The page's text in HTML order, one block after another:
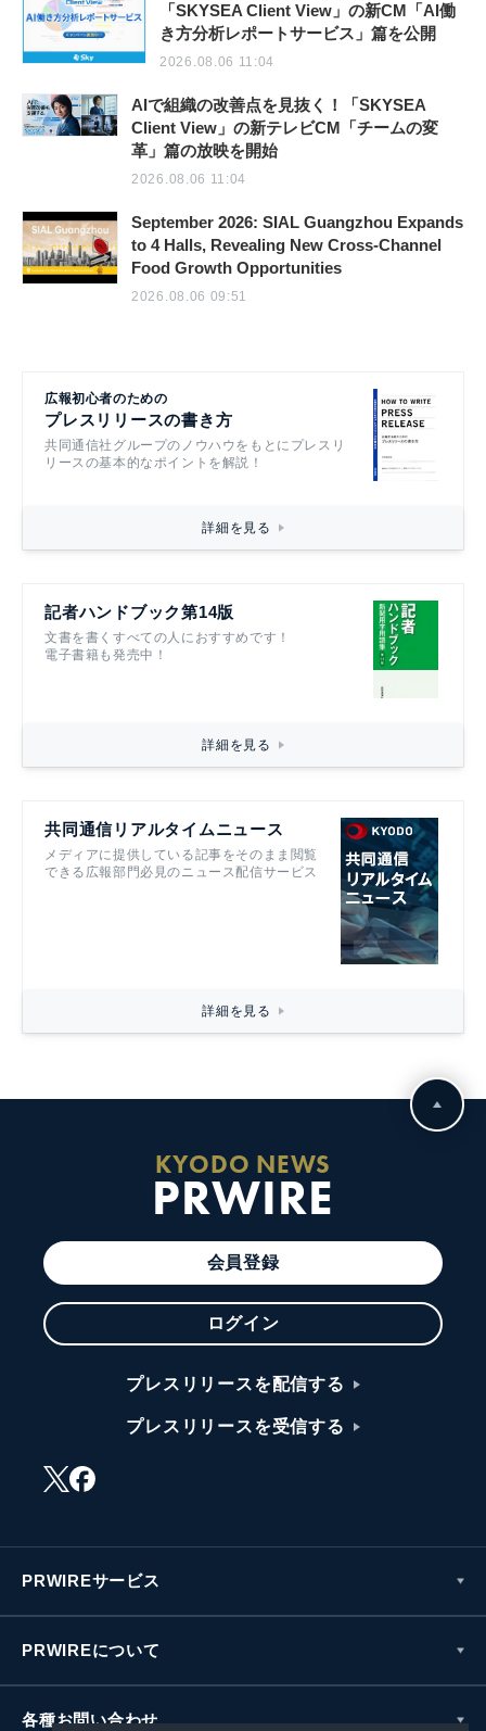
「SKYSEA Client View」の新CM「AI働
き方分析レポートサービス」篇を公開
2026.08.06 11:04
AIで組織の改善点を見抜く！「SKYSEA
Client View」の新テレビCM「チームの変
革」篇の放映を開始
2026.08.06 11:04
September 2026: SIAL Guangzhou Expands
to 4 Halls, Revealing New Cross-Channel
Food Growth Opportunities
2026.08.06 09:51
広報初心者のための
プレスリリースの書き方
共同通信社グループのノウハウをもとにプレスリ
リースの基本的なポイントを解説！
詳細を見る
記者ハンドブック第14版
文書を書くすべての人におすすめです！
電子書籍も発売中！
詳細を見る
共同通信リアルタイムニュース
メディアに提供している記事をそのまま閲覧
できる広報部門必見のニュース配信サービス
詳細を見る
KYODO NEWS
PRWIRE
会員登録
ログイン
プレスリリースを配信する
プレスリリースを受信する
PRWIREサービス
PRWIREについて
各種お問い合わせ